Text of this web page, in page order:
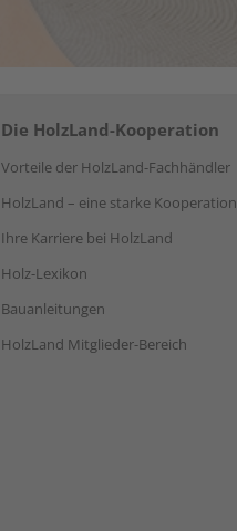
Die HolzLand-Kooperation
Vorteile der HolzLand-Fachhändler
HolzLand – eine starke Kooperation
Ihre Karriere bei HolzLand
Holz-Lexikon
Bauanleitungen
HolzLand Mitglieder-Bereich